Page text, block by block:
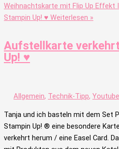
Weihnachtskarte mit Flip Up Effekt
Stampin Up! ♥ Weiterlesen »
Aufstellkarte
Up! ♥
Allgemein, Technik-Tipp,
Tanja und ich basteln mit dem Set
Stampin Up! ® eine besondere
verkehrt herum / eine Easel Card.